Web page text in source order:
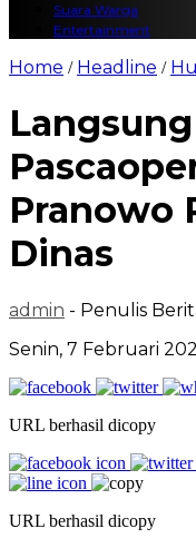
Suara Warga
Entertainment
Home / Headline /
Pranowo
Dinas
admin - Penulis
Senin, 7 Februari
URL berhasil dicopy
URL berhasil dicopy